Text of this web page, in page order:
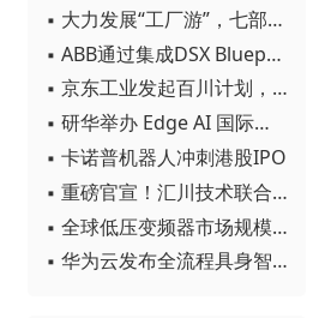
▪ 大力发展“工厂游”，七部门联合发文！
▪ ABB通过集成DSX Blueprint AI基础设施，扩大与英伟达的合作
▪ 京东工业发起百川计划， 构建工业大模型新生态
▪ 研华举办 Edge AI 国际论坛
▪ 卡诺普机器人冲刺港股IPO
▪ 重磅官宣！汇川技术联合发起 D12 联盟，开创产教融合新范式
▪ 全球低压变频器市场规模2030年将超170亿美元
▪ 华为云发布全流程具身智能开发平台CloudRobo